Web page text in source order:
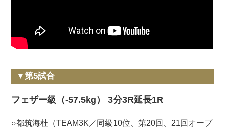
▼第5試合
フェザー級（-57.5kg） 3分3R延長1R
○都筑海杜（TEAM3K／同級10位、第20回、21回オープ